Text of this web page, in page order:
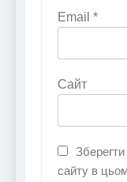
Email *
Сайт
сайту в